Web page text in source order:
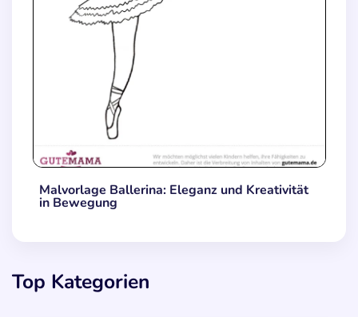
Malvorlage Ballerina: Eleganz und Kreativität
in Bewegung
Top Kategorien